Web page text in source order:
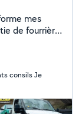
mes
de fourrière
consils Je